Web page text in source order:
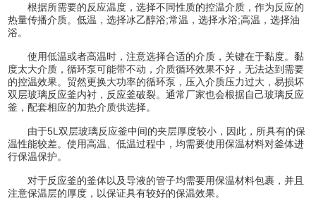
根据所需要的反应温度，选择不同性质的控温介质，作为反应的
热量传播介质。低温，选择冰乙醇浴;常温，选择水浴;高温，选择油
浴。
使用低温或者高温时，注意选择合适的介质，关键在于黏度。黏
度太大介质，循环泵可能带不动，介质循环效果不好，无法达到需要
的控温效果。贸然更换大功率的循环泵，压入介质压力过大，易损坏
双层玻璃反应釜内衬，反应釜破裂。通常厂家也会根据自己玻璃反应
釜，配套相应的加热介质供选择。
由于5L双层玻璃反应釜中间的夹层厚度较小，因此，所具有的保
温性能较差。使用高温、低温过程中，均需要使用保温材料对釜体进
行保温保护。
对于反应釜的釜体以及导液的管子均需要用保温材料包裹，并且
注意保温层的厚度，以保证具有较好的保温效果。